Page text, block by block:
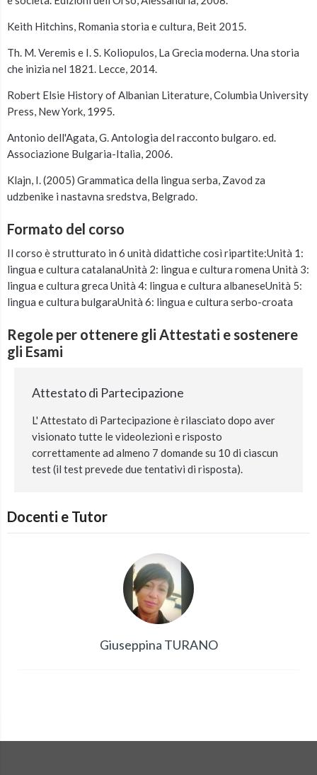
Keith Hitchins, Romania storia e cultura, Beit 2015.
Th. M. Veremis e I. S. Koliopulos, La Grecia moderna. Una storia
che inizia nel 1821. Lecce, 2014.
Robert Elsie History of Albanian Literature, Columbia University
Press, New York, 1995.
Antonio dell'Agata, G. Antologia del racconto bulgaro. ed.
Associazione Bulgaria-Italia, 2006.
Klajn, I. (2005) Grammatica della lingua serba, Zavod za
udzbenike i nastavna sredstva, Belgrado.
Formato del corso
Il corso è strutturato in 6 unità didattiche così ripartite:Unità 1:
lingua e cultura catalanaUnità 2: lingua e cultura romena Unità 3:
lingua e cultura greca Unità 4: lingua e cultura albaneseUnità 5:
lingua e cultura bulgaraUnità 6: lingua e cultura serbo-croata
Regole per ottenere gli Attestati e sostenere
gli Esami
Attestato di Partecipazione
L' Attestato di Partecipazione è rilasciato dopo aver
visionato tutte le videolezioni e risposto
correttamente ad almeno 7 domande su 10 di ciascun
test (il test prevede due tentativi di risposta).
Docenti e Tutor
Giuseppina TURANO